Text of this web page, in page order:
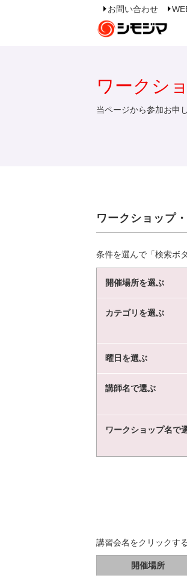
お問い合わせ
ワークシ
当ページから参加お申
ワークショップ
条件を選んで「検索ボ
開催場所を選ぶ
カテゴリを選ぶ
曜日を選ぶ
講師名で選ぶ
ワークショップ名で
講習会名をクリックす
開催場所